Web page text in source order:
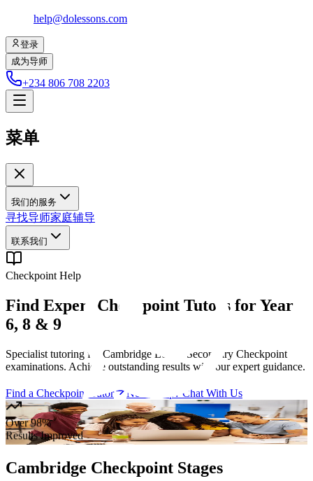
help@dolessons.com
登录
成为导师
+234 806 708 2203
菜单
我们的服务
寻找导师家庭辅导
联系我们
Checkpoint Help
Find Expert Checkpoint Tutors for Year
6, 8 & 9
Specialist tutoring for Cambridge Lower Secondary Checkpoint
examinations. Achieve outstanding results with our expert guidance.
Find a Checkpoint Tutor Need Help? Chat With Us
Over 98%
Results Improved
Cambridge Checkpoint Stages